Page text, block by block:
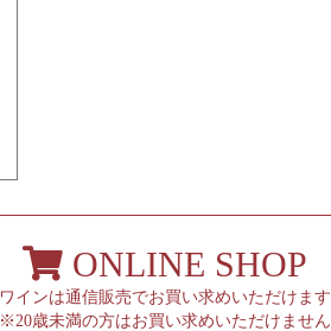
ONLINE SHOP
ワインは通信販売でお買い求めいただけます
※20歳未満の方はお買い求めいただけません